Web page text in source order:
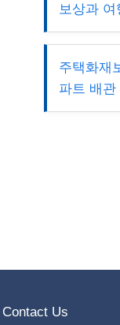
보상과 여
주택화재
파트 배관
Contact Us